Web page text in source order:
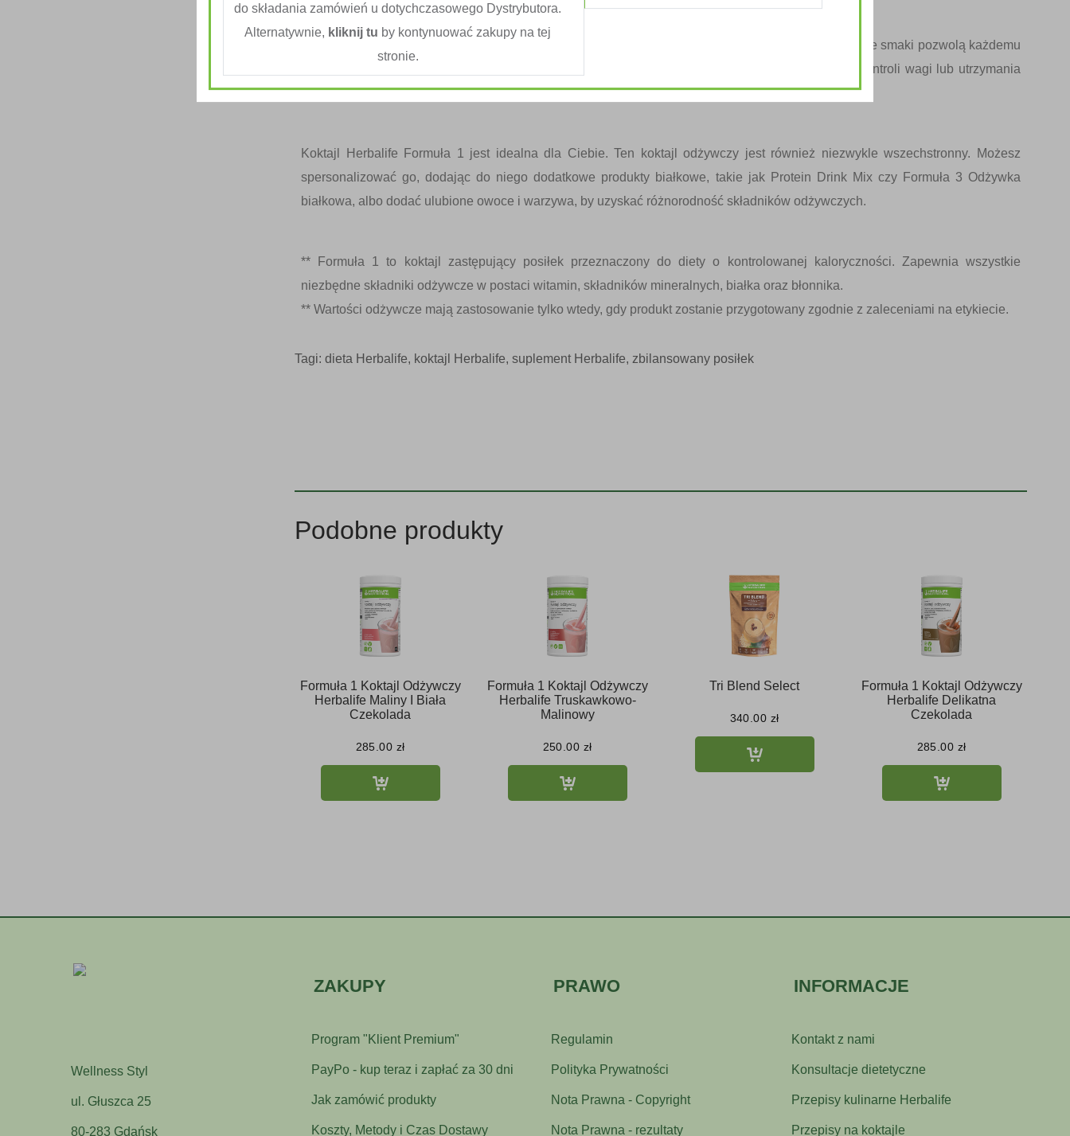
kontrolując liczbę kalorii.*
Koktajl Herbalife Formuła 1 dostosuje się do Twojego stylu życia tak, jak tego potrzebujesz. Rozmaite smaki pozwolą każdemu
znaleźć coś dla siebie. Jeśli szukasz łatwego w przygotowaniu i pysznego “posiłku w biegu” do kontroli wagi lub utrzymania
dobrego samopoczucia na co dzień,
Koktajl Herbalife Formuła 1 jest idealna dla Ciebie. Ten koktajl odżywczy jest również niezwykle wszechstronny. Możesz
spersonalizować go, dodając do niego dodatkowe produkty białkowe, takie jak Protein Drink Mixczy Formuła 3 Odżywka
białkowa, albo dodać ulubione owoce i warzywa, by uzyskać różnorodność składników odżywczych.
** Formuła 1 to koktajl zastępujący posiłek przeznaczony do diety o kontrolowanej kaloryczności. Zapewnia wszystkie
niezbędne składniki odżywcze w postaci witamin, składników mineralnych, białka oraz błonnika.
** Wartości odżywcze mają zastosowanie tylko wtedy, gdy produkt zostanie przygotowany zgodnie z zaleceniami na etykiecie.
Tagi: dieta Herbalife, koktajl Herbalife, suplement Herbalife, zbilansowany posiłek
Podobne produkty
Formuła 1 Koktajl Odżywczy
Herbalife Maliny I Biała
Czekolada
285.00 zł
Formuła 1 Koktajl Odżywczy
Herbalife Truskawkowo-
Malinowy
250.00 zł
Tri Blend Select
340.00 zł
Formuła 1 Koktajl Odżywczy
Herbalife Delikatna
Czekolada
285.00 zł
Wellness Styl
ul. Głuszca 25
80-283 Gdańsk
ZAKUPY
Program "Klient Premium"
PayPo - kup teraz i zapłać za 30 dni
Jak zamówić produkty
Koszty, Metody i Czas Dostawy
PRAWO
Regulamin
Polityka Prywatności
Nota Prawna - Copyright
Nota Prawna - rezultaty
INFORMACJE
Kontakt z nami
Konsultacje dietetyczne
Przepisy kulinarne Herbalife
Przepisy na koktajle
do składania zamówień u dotychczasowego Dystrybutora.
Alternatywnie, kliknij tu by kontynuować zakupy na tej
stronie.